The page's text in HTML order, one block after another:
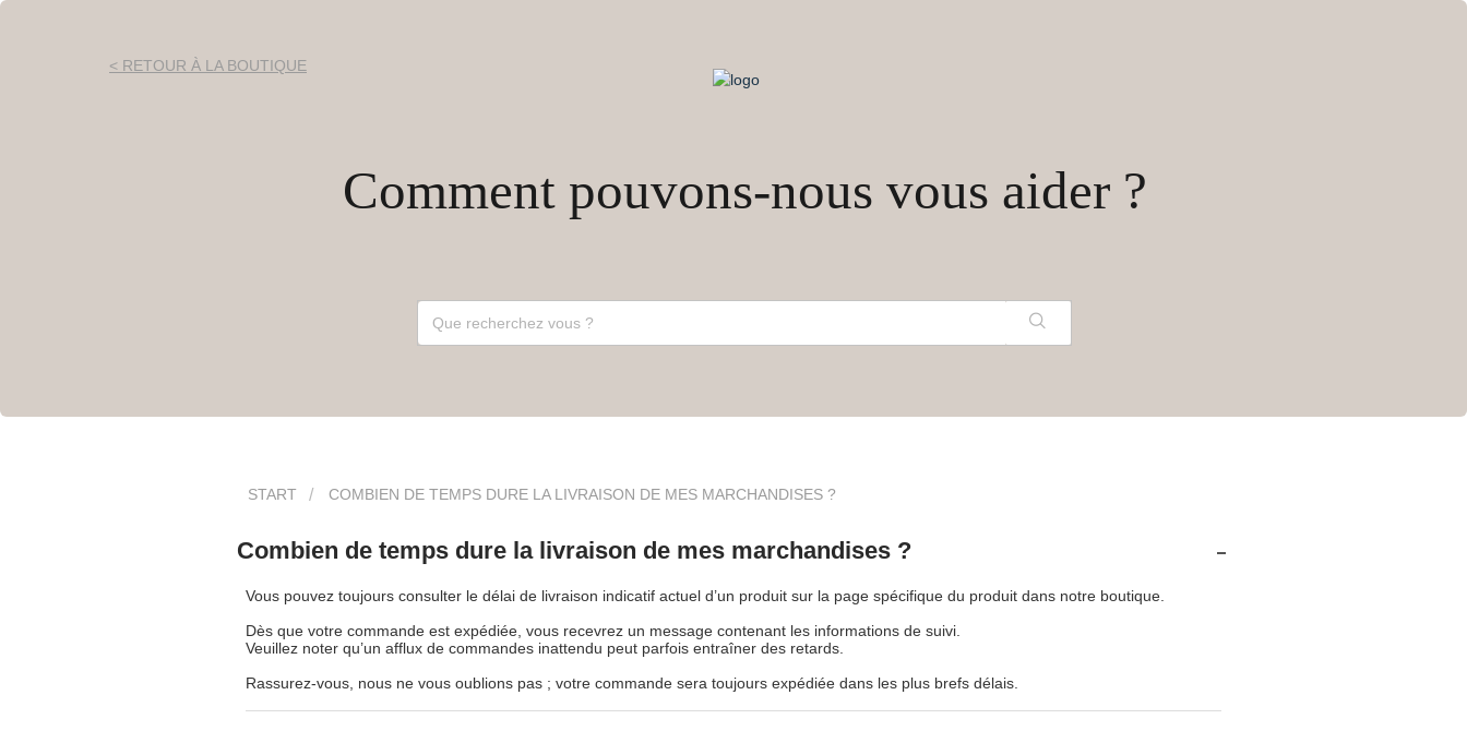
< RETOUR À LA BOUTIQUE
Comment pouvons-nous vous aider ?
START COMBIEN DE TEMPS DURE LA LIVRAISON DE MES MARCHANDISES ?
Combien de temps dure la livraison de mes marchandises ?
Vous pouvez toujours consulter le délai de livraison indicatif actuel d’un produit sur la page spécifique du produit dans notre boutique.
Dès que votre commande est expédiée, vous recevrez un message contenant les informations de suivi.
Veuillez noter qu’un afflux de commandes inattendu peut parfois entraîner des retards.
Rassurez-vous, nous ne vous oublions pas ; votre commande sera toujours expédiée dans les plus brefs délais.